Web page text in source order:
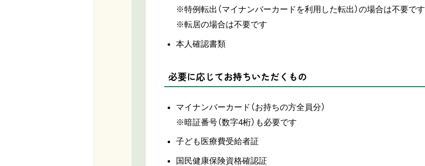
※特例転出（マイナンバーカードを利用した転出）の場合は不要です
※転居の場合は不要です
本人確認書類
必要に応じてお持ちいただくもの
マイナンバーカード（お持ちの方全員分）
※暗証番号（数字4桁）も必要です
子ども医療費受給者証
国民健康保険資格確認証